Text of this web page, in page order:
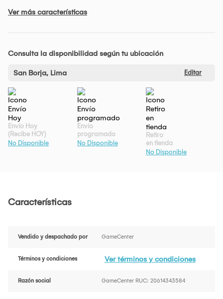
Ver más características
Consulta la disponibilidad según tu ubicación
San Borja, Lima Editar
Envío Hoy
(Recibe HOY)
No Disponible
Envío
programado
No Disponible
Retiro
en tienda
No Disponible
Características
Vendido y despachado por GameCenter
Términos y condiciones Ver términos y condiciones
Razón social GameCenter RUC: 20614343584